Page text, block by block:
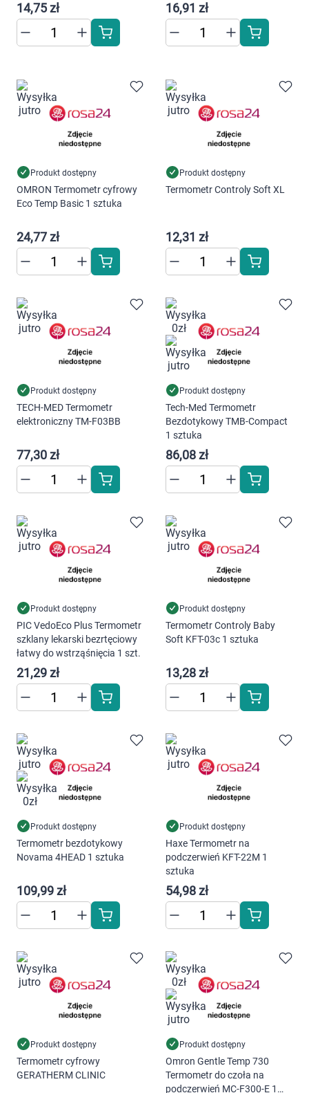
14,75 zł 16,91 zł
Produkt dostępny
OMRON Termometr cyfrowy
Eco Temp Basic 1 sztuka
24,77 zł
Produkt dostępny
Termometr Controly Soft XL
12,31 zł
Produkt dostępny
TECH-MED Termometr
elektroniczny TM-F03BB
77,30 zł
Produkt dostępny
Tech-Med Termometr
Bezdotykowy TMB-Compact
1 sztuka
86,08 zł
Produkt dostępny
PIC VedoEco Plus Termometr
szklany lekarski bezrtęciowy
łatwy do wstrząśnięcia 1 szt.
21,29 zł
Produkt dostępny
Termometr Controly Baby
Soft KFT-03c 1 sztuka
13,28 zł
Produkt dostępny
Termometr bezdotykowy
Novama 4HEAD 1 sztuka
109,99 zł
Produkt dostępny
Haxe Termometr na
podczerwień KFT-22M 1
sztuka
54,98 zł
Produkt dostępny
Termometr cyfrowy
GERATHERM CLINIC
Produkt dostępny
Omron Gentle Temp 730
Termometr do czoła na
podczerwień MC-F300-E 1